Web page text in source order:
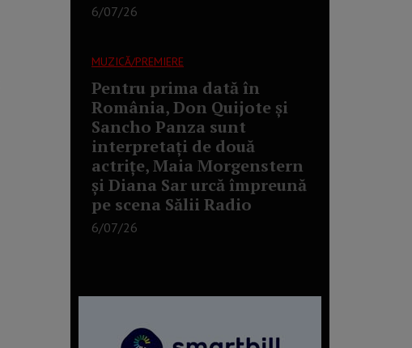
6/07/26
MUZICĂ/PREMIERE
Pentru prima dată în
România, Don Quijote și
Sancho Panza sunt
interpretați de două
actrițe, Maia Morgenstern
și Diana Sar urcă împreună
pe scena Sălii Radio
6/07/26